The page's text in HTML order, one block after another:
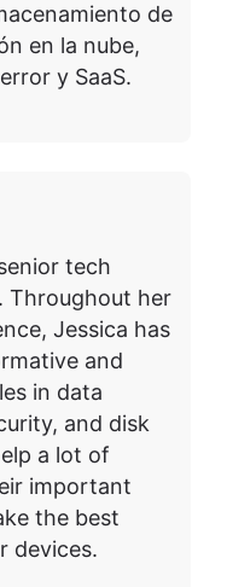
de
en la nube,
y SaaS.
tech
Throughout her
Jessica has
and
in data
and disk
a lot of
important
the best
devices.